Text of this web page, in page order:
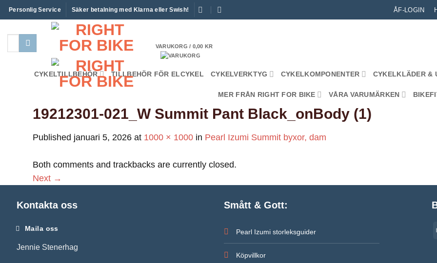
Skip
to
content
Personlig Service Säker betalning med Klarna eller Swish! ÅF-LOGIN
VARUKORG / 0,00 KR
CYKELTILLBEHÖR TILLBEHÖR FÖR ELCYKEL CYKELVERKTYG CYKELKOMPONENTER CYKELKLÄDER &
MER FRÅN RIGHT FOR BIKE VÅRA VARUMÄRKEN
19212301-021_W Summit Pant Black_onBody (1)
Published januari 5, 2026 at 1000 × 1000 in Pearl Izumi Summit byxor, dam
Both comments and trackbacks are currently closed.
Next →
Kontakta oss
Maila oss
Jennie Stenerhag
Smått & Gott:
Pearl Izumi storleksguider
Köpvillkor